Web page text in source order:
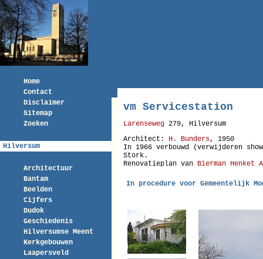
Home
Contact
Disclaimer
Sitemap
Zoeken
Hilversum
Architectuur
Bantam
Beelden
Cijfers
Dudok
Geschiedenis
Hilversumse Meent
Kerkgebouwen
Laapersveld
vm Servicestation
Larenseweg 279, Hilversum
Architect: H. Bunders, 1950
In 1966 verbouwd (verwijderen
Stork.
Renovatieplan van Bierman Henket
In procedure voor Gemeentelijk